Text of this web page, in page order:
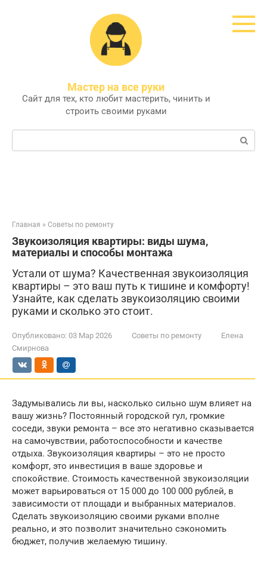
Мастер на все руки
Сайт для тех, кто любит мастерить, чинить и
строить своими руками
Поиск:
Главная » Советы по ремонту
Звукоизоляция квартиры: виды шума,
материалы и способы монтажа
Устали от шума? Качественная звукоизоляция
квартиры – это ваш путь к тишине и комфорту!
Узнайте, как сделать звукоизоляцию своими
руками и сколько это стоит.
Опубликовано: 03 Мар 2026 Советы по ремонту
Елена
Смирнова
Задумывались ли вы, насколько сильно шум влияет на
вашу жизнь? Постоянный городской гул, громкие
соседи, звуки ремонта – все это негативно сказывается
на самочувствии, работоспособности и качестве
отдыха. Звукоизоляция квартиры – это не просто
комфорт, это инвестиция в ваше здоровье и
спокойствие. Стоимость качественной звукоизоляции
может варьироваться от 15 000 до 100 000 рублей, в
зависимости от площади и выбранных материалов.
Сделать звукоизоляцию своими руками вполне
реально, и это позволит значительно сэкономить
бюджет, получив желаемую тишину.